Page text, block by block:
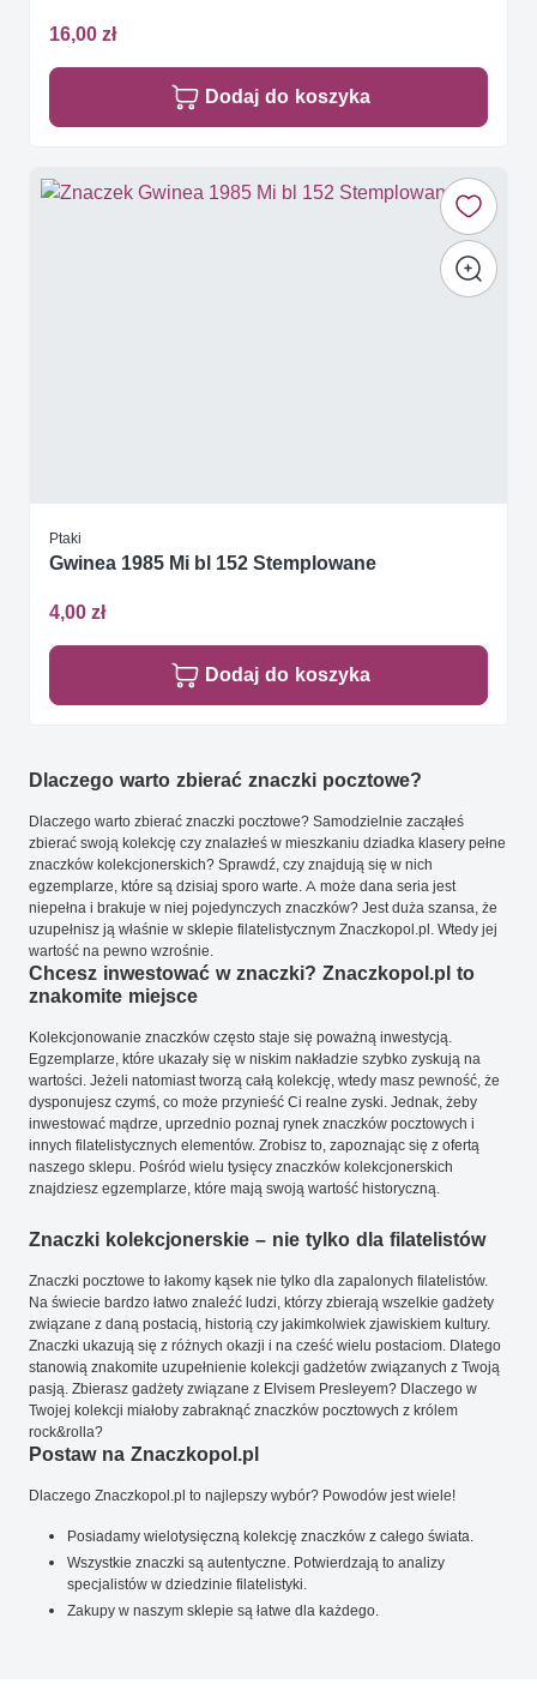
16,00 zł
Dodaj do koszyka
Ptaki
Gwinea 1985 Mi bl 152 Stemplowane
4,00 zł
Dodaj do koszyka
Dlaczego warto zbierać znaczki pocztowe?
Dlaczego warto zbierać znaczki pocztowe? Samodzielnie zacząłeś
zbierać swoją kolekcję czy znalazłeś w mieszkaniu dziadka klasery pełne
znaczków kolekcjonerskich? Sprawdź, czy znajdują się w nich
egzemplarze, które są dzisiaj sporo warte. A może dana seria jest
niepełna i brakuje w niej pojedynczych znaczków? Jest duża szansa, że
uzupełnisz ją właśnie w sklepie filatelistycznym Znaczkopol.pl. Wtedy jej
wartość na pewno wzrośnie.
Chcesz inwestować w znaczki? Znaczkopol.pl to
znakomite miejsce
Kolekcjonowanie znaczków często staje się poważną inwestycją.
Egzemplarze, które ukazały się w niskim nakładzie szybko zyskują na
wartości. Jeżeli natomiast tworzą całą kolekcję, wtedy masz pewność, że
dysponujesz czymś, co może przynieść Ci realne zyski. Jednak, żeby
inwestować mądrze, uprzednio poznaj rynek znaczków pocztowych i
innych filatelistycznych elementów. Zrobisz to, zapoznając się z ofertą
naszego sklepu. Pośród wielu tysięcy znaczków kolekcjonerskich
znajdziesz egzemplarze, które mają swoją wartość historyczną.
Znaczki kolekcjonerskie – nie tylko dla filatelistów
Znaczki pocztowe to łakomy kąsek nie tylko dla zapalonych filatelistów.
Na świecie bardzo łatwo znaleźć ludzi, którzy zbierają wszelkie gadżety
związane z daną postacią, historią czy jakimkolwiek zjawiskiem kultury.
Znaczki ukazują się z różnych okazji i na cześć wielu postaciom. Dlatego
stanowią znakomite uzupełnienie kolekcji gadżetów związanych z Twoją
pasją. Zbierasz gadżety związane z Elvisem Presleyem? Dlaczego w
Twojej kolekcji miałoby zabraknąć znaczków pocztowych z królem
rock&rolla?
Postaw na Znaczkopol.pl
Dlaczego Znaczkopol.pl to najlepszy wybór? Powodów jest wiele!
Posiadamy wielotysięczną kolekcję znaczków z całego świata.
Wszystkie znaczki są autentyczne. Potwierdzają to analizy
specjalistów w dziedzinie filatelistyki.
Zakupy w naszym sklepie są łatwe dla każdego.